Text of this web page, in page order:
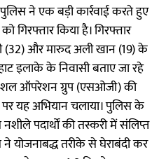
ने एक बड़ी कार्रवाई करते हुए
गिरफ्तार किया है। गिरफ्तार
(32) और मारुद अली खान (19) के
इलाके के निवासी बताए जा रहे
ऑपरेशन ग्रुप (एसओजी) की
यह अभियान चलाया। पुलिस के
पदार्थों की तस्करी में संलिप्त
योजनाबद्ध तरीके से घेराबंदी कर